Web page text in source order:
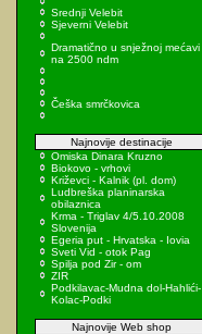
Srednji Velebit
Sjeverni Velebit
Dramatično u snježnoj mećavi
na 2500 ndm
Češka smrčkovica
Najnovije destinacije
Omiska Dinara Kruzno
Biokovo - vrhovi
Križevci - Kalnik (pl. dom)
Ludbreška planinarska
obilaznica
Krma - Triglav 4/5.10.2008
Slovenija
Egeria put - Hrvatska - Iovia
Sveti Vid - otok Pag
Spilja pod Zir - om
ZIR
Podkilavac-Mudna dol-Hahlići-
Kolac-Podki
Najnovije Web shop